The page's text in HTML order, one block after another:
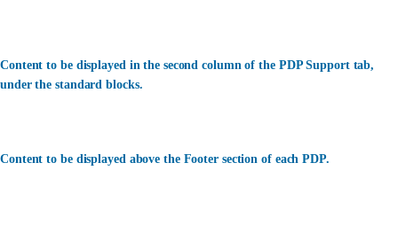
Content to be displayed in the second column of the PDP Support tab,
under the standard blocks.
Content to be displayed above the Footer section of each PDP.